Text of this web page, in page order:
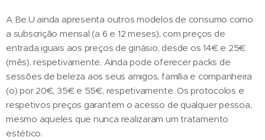
A Be.U ainda apresenta outros modelos de consumo como
a subscrição mensal (a 6 e 12 meses), com preços de
entrada iguais aos preços de ginásio, desde os 14€ e 25€
(mês), respetivamente. Ainda pode oferecer packs de
sessões de beleza aos seus amigos, família e companheira
(o) por 20€, 35€ e 55€, respetivamente. Os protocolos e
respetivos preços garantem o acesso de qualquer pessoa,
mesmo aqueles que nunca realizaram um tratamento
estético.